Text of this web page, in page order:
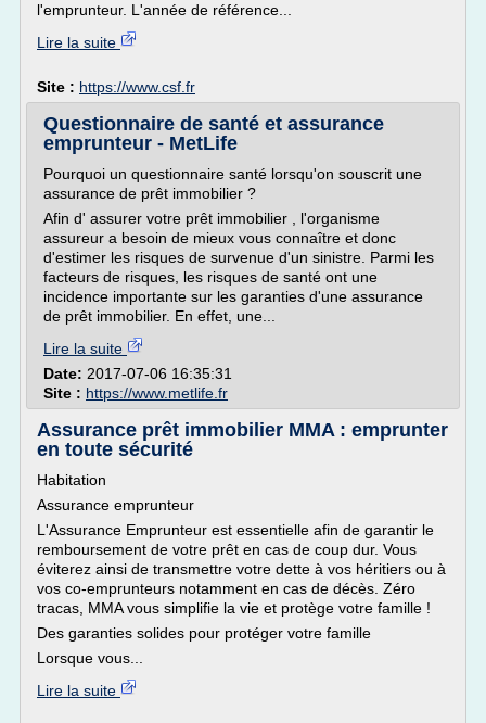
l'emprunteur. L'année de référence...
Lire la suite
Site : https://www.csf.fr
Questionnaire de santé et assurance
emprunteur - MetLife
Pourquoi un questionnaire santé lorsqu'on souscrit une
assurance de prêt immobilier ?
Afin d' assurer votre prêt immobilier , l'organisme
assureur a besoin de mieux vous connaître et donc
d'estimer les risques de survenue d'un sinistre. Parmi les
facteurs de risques, les risques de santé ont une
incidence importante sur les garanties d'une assurance
de prêt immobilier. En effet, une...
Lire la suite
Date: 2017-07-06 16:35:31
Site : https://www.metlife.fr
Assurance prêt immobilier MMA : emprunter
en toute sécurité
Habitation
Assurance emprunteur
L'Assurance Emprunteur est essentielle afin de garantir le
remboursement de votre prêt en cas de coup dur. Vous
éviterez ainsi de transmettre votre dette à vos héritiers ou à
vos co-emprunteurs notamment en cas de décès. Zéro
tracas, MMA vous simplifie la vie et protège votre famille !
Des garanties solides pour protéger votre famille
Lorsque vous...
Lire la suite